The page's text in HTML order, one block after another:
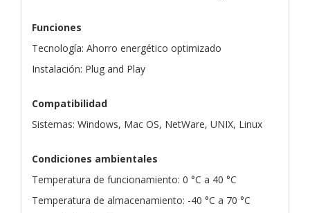
Funciones
Tecnología: Ahorro energético optimizado
Instalación: Plug and Play
Compatibilidad
Sistemas: Windows, Mac OS, NetWare, UNIX, Linux
Condiciones ambientales
Temperatura de funcionamiento: 0 °C a 40 °C
Temperatura de almacenamiento: -40 °C a 70 °C